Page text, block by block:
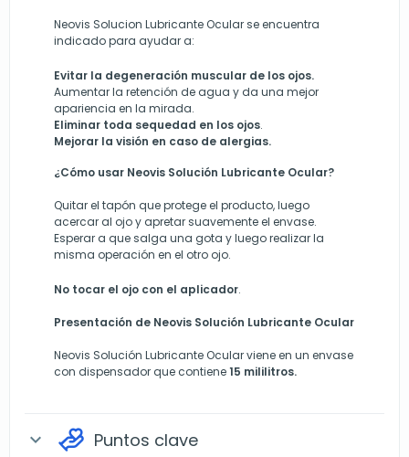
Neovis Solucion Lubricante Ocular se encuentra
indicado para ayudar a:
Evitar la degeneración muscular de los ojos.
Aumentar la retención de agua y da una mejor
apariencia en la mirada.
Eliminar toda sequedad en los ojos.
Mejorar la visión en caso de alergias.
¿Cómo usar Neovis Solución Lubricante Ocular?
Quitar el tapón que protege el producto, luego
acercar al ojo y apretar suavemente el envase.
Esperar a que salga una gota y luego realizar la
misma operación en el otro ojo.
No tocar el ojo con el aplicador.
Presentación de Neovis Solución Lubricante Ocular
Neovis Solución Lubricante Ocular viene en un envase
con dispensador que contiene15 mililitros.
expand_more Puntos clave